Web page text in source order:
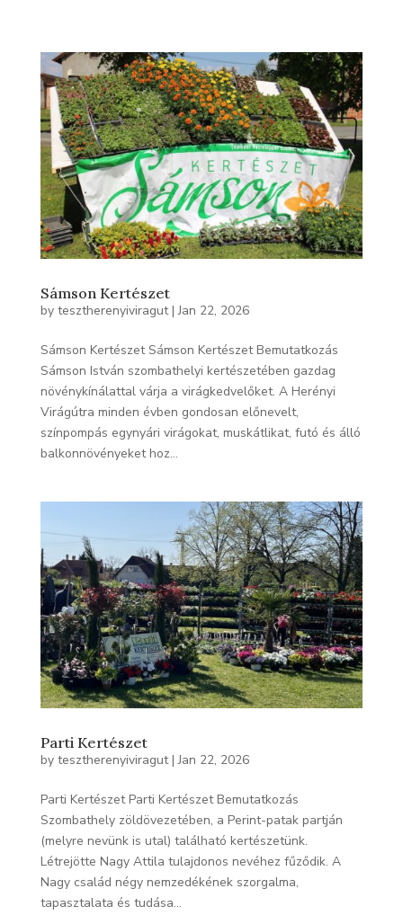
Sámson Kertészet
by tesztherenyiviragut|Jan 22, 2026
Sámson Kertészet Sámson Kertészet Bemutatkozás
Sámson István szombathelyi kertészetében gazdag
növénykínálattal várja a virágkedvelőket. A Herényi
Virágútra minden évben gondosan előnevelt,
színpompás egynyári virágokat, muskátlikat, futó és álló
balkonnövényeket hoz...
Parti Kertészet
by tesztherenyiviragut|Jan 22, 2026
Parti Kertészet Parti Kertészet Bemutatkozás
Szombathely zöldövezetében, a Perint-patak partján
(melyre nevünk is utal) található kertészetünk.
Létrejötte Nagy Attila tulajdonos nevéhez fűződik. A
Nagy család négy nemzedékének szorgalma,
tapasztalata és tudása...